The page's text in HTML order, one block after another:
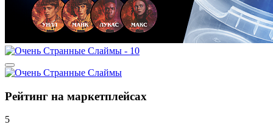
Рейтинг на маркетплейсах
5